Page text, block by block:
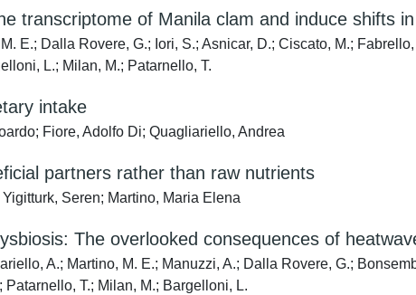
transcriptome of Manila clam and induce shifts
E.; Dalla Rovere, G.; Iori, S.; Asnicar, D.; Ciscato, M.;
L.; Milan, M.; Patarnello, T.
intake
Fiore, Adolfo Di; Quagliariello, Andrea
partners rather than raw nutrients
Seren; Martino, Maria Elena
The overlooked consequences of
A.; Martino, M. E.; Manuzzi, A.; Dalla Rovere, G.;
Patarnello, T.; Milan, M.; Bargelloni, L.